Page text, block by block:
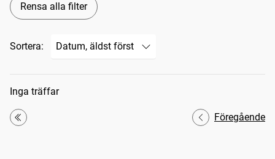
Rensa alla filter
Sortera:
Sökresultat
Inga träffar
Första
Föregående